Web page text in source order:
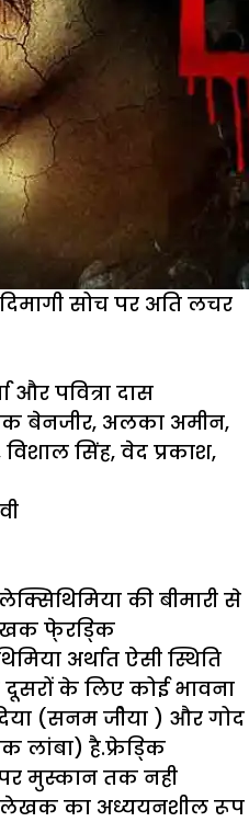
सोच पर अति लचर
और पवित्रा दास
बेनजीर, अलका अमीन,
सिंह, वेद प्रकाश,
की बीमारी से
फे्रड्कि
अर्थात ऐसी स्थिति
के लिए कोई भावना
(सनम जीेया ) और गोद
लांबा) है.फ्रेड्कि
मुस्कान तक नही
का अध्ययनशील रूप